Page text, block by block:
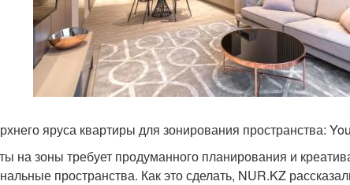
яруса квартиры для зонирования пространства:
на зоны требует продуманного планирования и
пространства. Как это сделать, NUR.KZ